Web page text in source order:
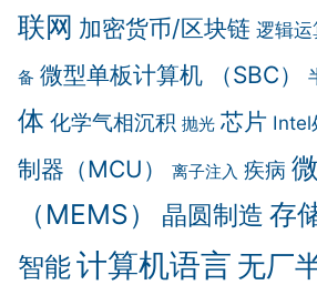
联网 加密货币/区块链 逻辑运
备 微型单板计算机 （SBC）
体 化学气相沉积 抛光 芯片 Intel
制器（MCU）
离子注入 疾病
（MEMS）
晶圆制造 存
智能计算机语言 无厂